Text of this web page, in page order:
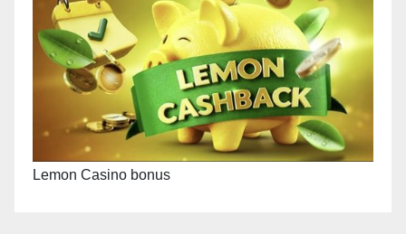
Lemon Casino bonus